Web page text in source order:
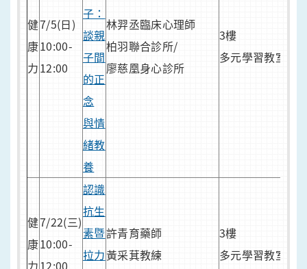
健
康
力
7/5(日)
10:00-
12:00
子：
談親
子間
的正
念
與情
緒教
養
林羿丞臨床心理師
柏羽聯合診所/
廖慈凰身心診所
3樓
多元學習教室
健
康
力
7/22(三)
10:00-
12:00
認識
抗生
素暨
拉力
許青育藥師
黃采萁教練
3樓
多元學習教室